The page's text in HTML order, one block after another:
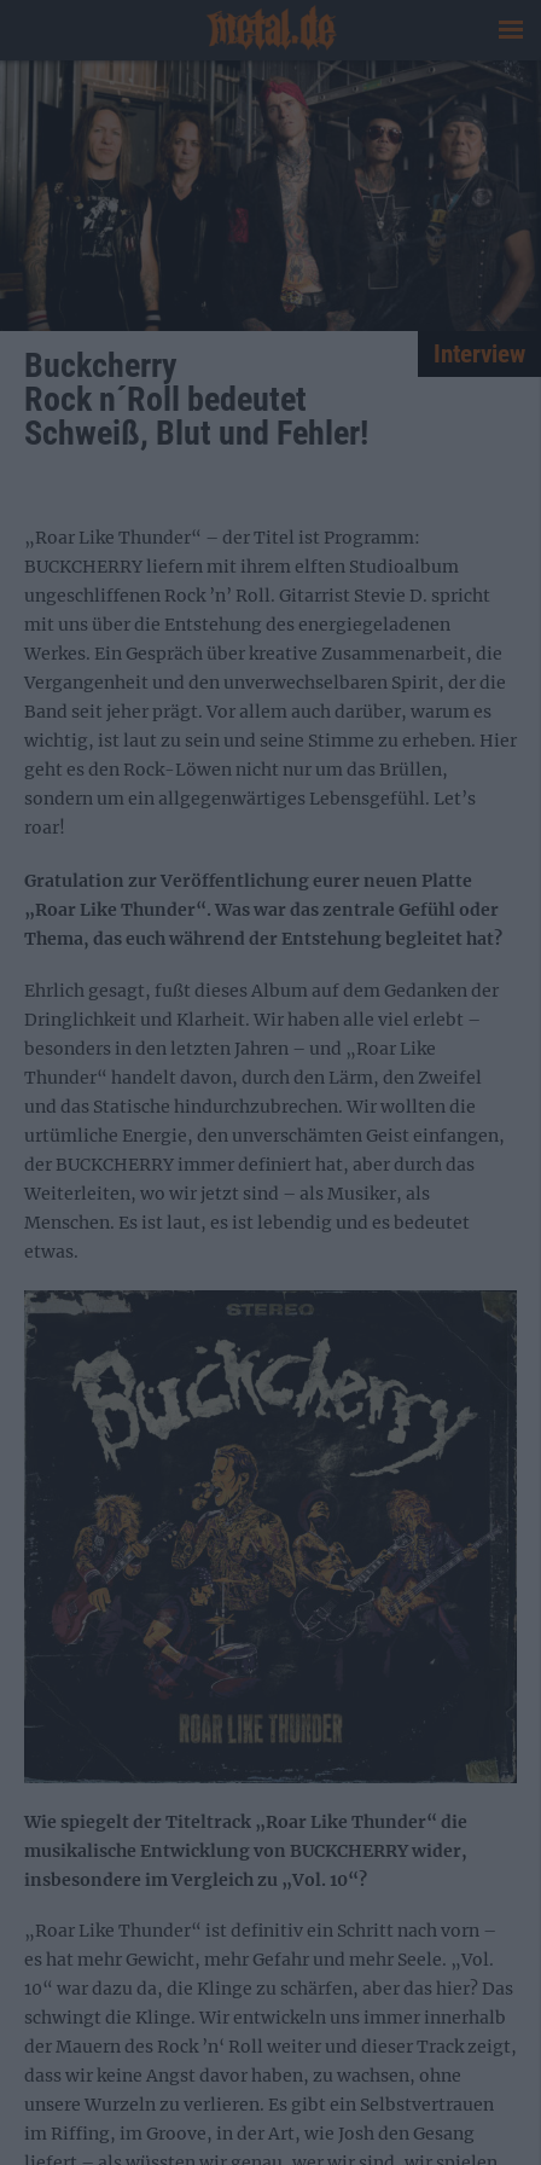
Buckcherry
Rock n´Roll bedeutet
Schweiß, Blut und Fehler!
Interview
„Roar Like Thunder“ – der Titel ist Programm:
BUCKCHERRY liefern mit ihrem elften Studioalbum
ungeschliffenen Rock ’n’ Roll. Gitarrist Stevie D. spricht
mit uns über die Entstehung des energiegeladenen
Werkes. Ein Gespräch über kreative Zusammenarbeit, die
Vergangenheit und den unverwechselbaren Spirit, der die
Band seit jeher prägt. Vor allem auch darüber, warum es
wichtig, ist laut zu sein und seine Stimme zu erheben. Hier
geht es den Rock-Löwen nicht nur um das Brüllen,
sondern um ein allgegenwärtiges Lebensgefühl. Let’s
roar!
Gratulation zur Veröffentlichung eurer neuen Platte
„Roar Like Thunder“. Was war das zentrale Gefühl oder
Thema, das euch während der Entstehung begleitet hat?
Ehrlich gesagt, fußt dieses Album auf dem Gedanken der
Dringlichkeit und Klarheit. Wir haben alle viel erlebt –
besonders in den letzten Jahren – und „Roar Like
Thunder“ handelt davon, durch den Lärm, den Zweifel
und das Statische hindurchzubrechen. Wir wollten die
urtümliche Energie, den unverschämten Geist einfangen,
der BUCKCHERRY immer definiert hat, aber durch das
Weiterleiten, wo wir jetzt sind – als Musiker, als
Menschen. Es ist laut, es ist lebendig und es bedeutet
etwas.
Wie spiegelt der Titeltrack „Roar Like Thunder“ die
musikalische Entwicklung von BUCKCHERRY wider,
insbesondere im Vergleich zu „Vol. 10“?
„Roar Like Thunder“ ist definitiv ein Schritt nach vorn –
es hat mehr Gewicht, mehr Gefahr und mehr Seele. „Vol.
10“ war dazu da, die Klinge zu schärfen, aber das hier? Das
schwingt die Klinge. Wir entwickeln uns immer innerhalb
der Mauern des Rock ’n‘ Roll weiter und dieser Track zeigt,
dass wir keine Angst davor haben, zu wachsen, ohne
unsere Wurzeln zu verlieren. Es gibt ein Selbstvertrauen
im Riffing, im Groove, in der Art, wie Josh den Gesang